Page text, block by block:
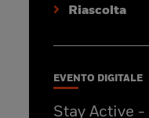
Riascolta
EVENTO DIGITALE
Stay Active